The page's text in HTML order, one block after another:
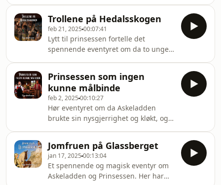
kongeriket må Askeladden løse tre
umulige oppgaver – men heldigvis
møter han noen ganske spesielle
hjelpere på veien. Hør hvordan de
gjør det umulige mulig!
Trollene på Hedalsskogen
feb 21, 2025 00:07:41
Lytt til prinsessen fortelle det
spennende eventyret om da to unge
hadde de likevel en stor ulempe - de
delte nemlig på ett øye. Ja, kun ett øye
fordelt på tre troll! Dette brukte de
lure, unge guttene til sin fordel.
Prinsessen som ingen
kunne målbinde
feb 2, 2025 00:10:27
Hør eventyret om da Askeladden
brukte sin nysgjerrighet og kløkt, og
Jomfruen på Glassberget
jan 17, 2025 00:13:04
Et spennende og magisk eventyr om
Askeladden og Prinsessen. Her har